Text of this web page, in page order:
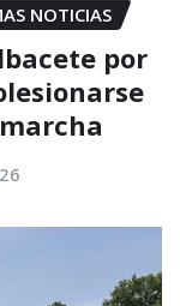
NOTICIAS
por